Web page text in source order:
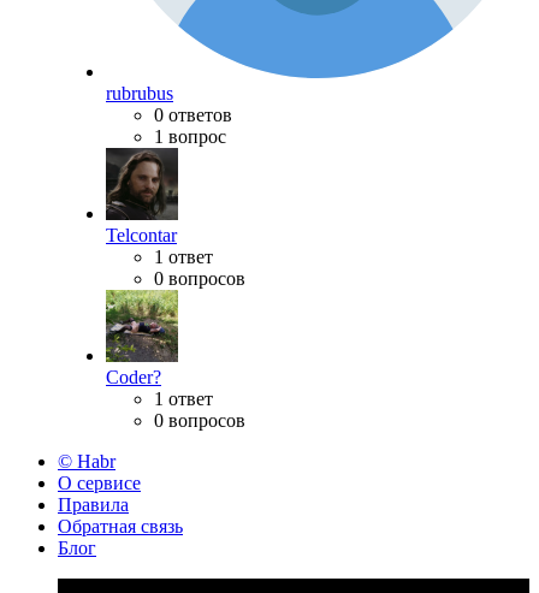
rubrubus
0 ответов
1 вопрос
Telcontar
1 ответ
0 вопросов
Coder?
1 ответ
0 вопросов
© Habr
О сервисе
Правила
Обратная связь
Блог